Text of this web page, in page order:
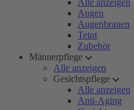
Alle anzeigen
Augen
Augenbrauen
Teint
Zubehör
Männerpflege
Alle anzeigen
Gesichtspflege
Alle anzeigen
Anti-Aging